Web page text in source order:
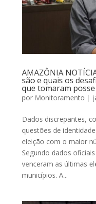
AMAZÔNIA
são e quais os
que tomaram
por Monitoramento |
Dados discrepantes,
questões de
eleição com o maior
Segundo dados
venceram as últimas
municípios. A...